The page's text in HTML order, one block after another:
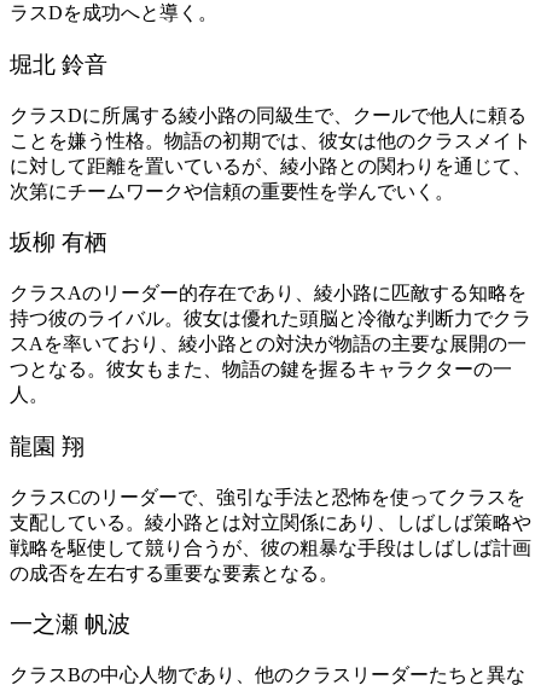
ラスDを成功へと導く。
堀北 鈴音
クラスDに所属する綾小路の同級生で、クールで他人に頼る
ことを嫌う性格。物語の初期では、彼女は他のクラスメイト
に対して距離を置いているが、綾小路との関わりを通じて、
次第にチームワークや信頼の重要性を学んでいく。
坂柳 有栖
クラスAのリーダー的存在であり、綾小路に匹敵する知略を
持つ彼のライバル。彼女は優れた頭脳と冷徹な判断力でクラ
スAを率いており、綾小路との対決が物語の主要な展開の一
つとなる。彼女もまた、物語の鍵を握るキャラクターの一
人。
龍園 翔
クラスCのリーダーで、強引な手法と恐怖を使ってクラスを
支配している。綾小路とは対立関係にあり、しばしば策略や
戦略を駆使して競り合うが、彼の粗暴な手段はしばしば計画
の成否を左右する重要な要素となる。
一之瀬 帆波
クラスBの中心人物であり、他のクラスリーダーたちと異な